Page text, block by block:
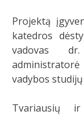
Projektą
katedros
vadovas
vadybos
Tvariausių